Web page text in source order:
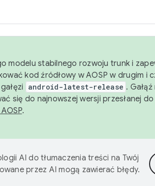
modelu stabilnego rozwoju trunk i
kod źródłowy w AOSP w drugim i
android-latest-release .
się do najnowszej wersji przesłanej do
.
AI do tłumaczenia treści na Twój
przez AI mogą zawierać błędy.